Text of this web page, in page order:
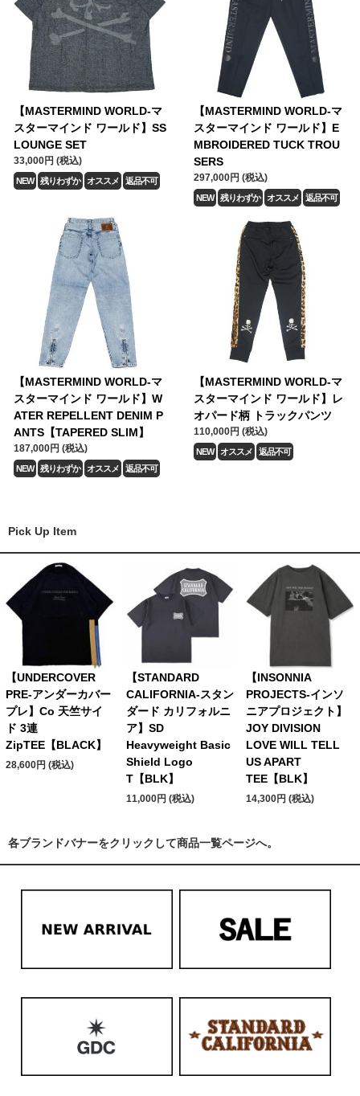
【MASTERMIND WORLD-マ
スターマインド ワールド】SS
LOUNGE SET
33,000円 (税込)
NEW 残りわずか オススメ 返品不可
【MASTERMIND WORLD-マ
スターマインド ワールド】E
MBROIDERED TUCK TROU
SERS
297,000円 (税込)
NEW 残りわずか オススメ 返品不可
【MASTERMIND WORLD-マ
スターマインド ワールド】W
ATER REPELLENT DENIM P
ANTS【TAPERED SLIM】
187,000円 (税込)
NEW 残りわずか オススメ 返品不可
【MASTERMIND WORLD-マ
スターマインド ワールド】レ
オパード柄 トラックパンツ
110,000円 (税込)
NEW オススメ 返品不可
Pick Up Item
【UNDERCOVER
PRE-アンダーカバー
プレ】Co 天竺サイ
ド 3連
ZipTEE【BLACK】
28,600円 (税込)
【STANDARD
CALIFORNIA-スタン
ダード カリフォルニ
ア】SD
Heavyweight Basic
Shield Logo
T【BLK】
11,000円 (税込)
【INSONNIA
PROJECTS-インソ
ニアプロジェクト】
JOY DIVISION
LOVE WILL TELL
US APART
TEE【BLK】
14,300円 (税込)
各ブランドバナーをクリックして商品一覧ページへ。